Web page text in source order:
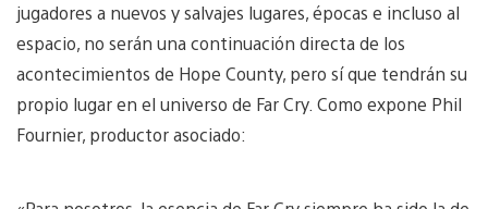
jugadores a nuevos y salvajes lugares, épocas e incluso al
espacio, no serán una continuación directa de los
acontecimientos de Hope County, pero sí que tendrán su
propio lugar en el universo de Far Cry. Como expone Phil
Fournier, productor asociado: